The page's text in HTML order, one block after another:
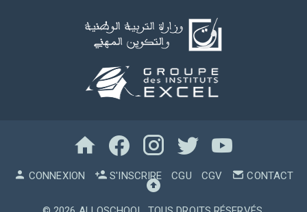
CONNEXION S'INSCRIRE CGU CGV CONTACT